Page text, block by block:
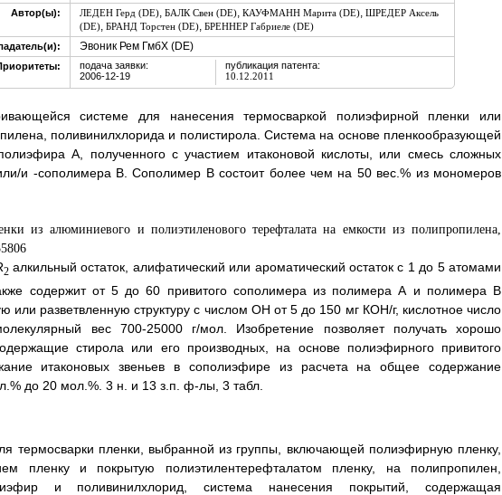
Автор(ы): ЛЕДЕН Герд (DE), БАЛК Свен (DE), КАУФМАНН Марита (DE), ШРЕДЕР Аксель
(DE), БРАНД Торстен (DE), БРЕННЕР Габриеле (DE)
Эвоник Рем ГмбХ (DE)
подача заявки:
2006-12-19
публикация патента:
10.12.2011
системе для нанесения термосваркой полиэфирной пленки или
поливинилхлорида и полистирола. Система на основе пленкообразующей
А, полученного с участием итаконовой кислоты, или смесь сложных
и -сополимера В. Сополимер В состоит более чем на 50 вес.% из мономеров
2алкильный остаток, алифатический или ароматический остаток с 1 до 5 атомами
содержит от 5 до 60 привитого сополимера из полимера А и полимера В
разветвленную структуру с числом ОН от 5 до 150 мг КОН/г, кислотное число
вес 700-25000 г/мол. Изобретение позволяет получать хорошо
стирола или его производных, на основе полиэфирного привитого
итаконовых звеньев в сополиэфире из расчета на общее содержание
до 20 мол.%. 3 н. и 13 з.п. ф-лы, 3 табл.
термосварки пленки, выбранной из группы, включающей полиэфирную пленку,
пленку и покрытую полиэтилентерефталатом пленку, на полипропилен,
и поливинилхлорид, система нанесения покрытий, содержащая